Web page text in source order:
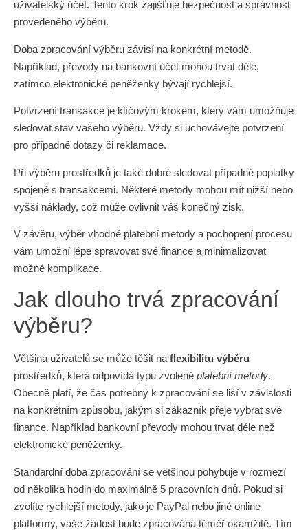
uživatelský účet. Tento krok zajišťuje bezpečnost a správnost
provedeného výběru.
Doba zpracování výběru závisí na konkrétní metodě.
Například, převody na bankovní účet mohou trvat déle,
zatímco elektronické peněženky bývají rychlejší.
Potvrzení transakce je klíčovým krokem, který vám umožňuje
sledovat stav vašeho výběru. Vždy si uchovávejte potvrzení
pro případné dotazy či reklamace.
Při výběru prostředků je také dobré sledovat případné poplatky
spojené s transakcemi. Některé metody mohou mít nižší nebo
vyšší náklady, což může ovlivnit váš konečný zisk.
V závěru, výběr vhodné platební metody a pochopení procesu
vám umožní lépe spravovat své finance a minimalizovat
možné komplikace.
Jak dlouho trvá zpracování
výběru?
Většina uživatelů se může těšit na flexibilitu výběru
prostředků, která odpovídá typu zvolené platební metody.
Obecně platí, že čas potřebný k zpracování se liší v závislosti
na konkrétním způsobu, jakým si zákazník přeje vybrat své
finance. Například bankovní převody mohou trvat déle než
elektronické peněženky.
Standardní doba zpracování se většinou pohybuje v rozmezí
od několika hodin do maximálně 5 pracovních dnů. Pokud si
zvolíte rychlejší metody, jako je PayPal nebo jiné online
platformy, vaše žádost bude zpracována téměř okamžitě. Tím